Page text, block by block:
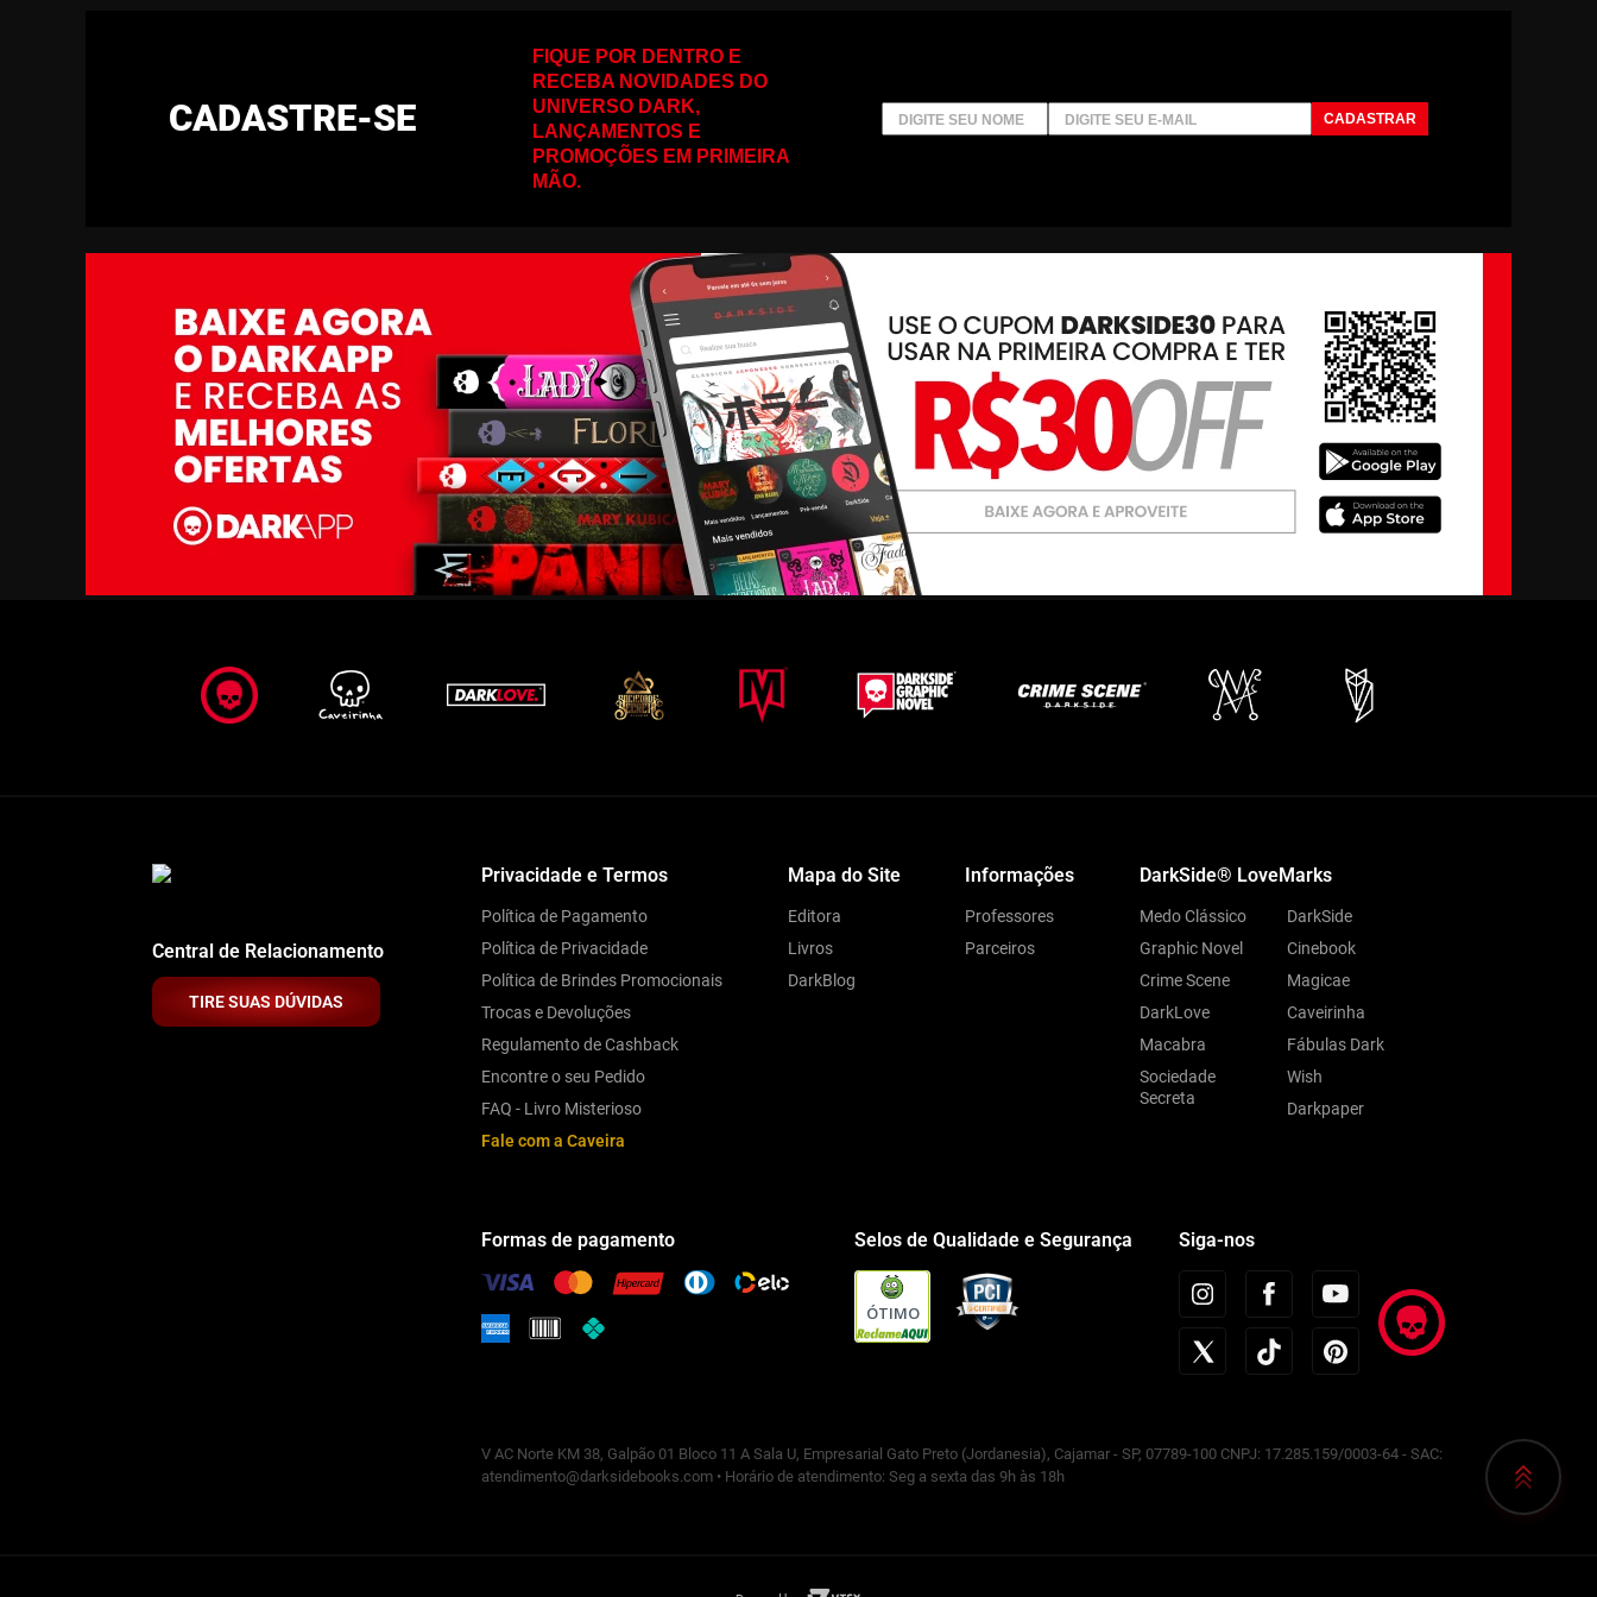
CADASTRE-SE
FIQUE POR DENTRO E
RECEBA NOVIDADES DO
UNIVERSO DARK,
LANÇAMENTOS E
PROMOÇÕES EM PRIMEIRA
MÃO.
CADASTRAR
Central de Relacionamento
TIRE SUAS DÚVIDAS
Privacidade e Termos
Política de Pagamento
Política de Privacidade
Política de Brindes Promocionais
Trocas e Devoluções
Regulamento de Cashback
Encontre o seu Pedido
FAQ - Livro Misterioso
Fale com a Caveira
Mapa do Site
Editora
Livros
DarkBlog
Informações
Professores
Parceiros
DarkSide® LoveMarks
Medo Clássico
Graphic Novel
Crime Scene
DarkLove
Macabra
Sociedade
Secreta
DarkSide
Cinebook
Magicae
Caveirinha
Fábulas Dark
Wish
Darkpaper
Formas de pagamento Selos de Qualidade e Segurança
ÓTIMO
Siga-nos
V AC Norte KM 38, Galpão 01 Bloco 11 A Sala U, Empresarial Gato Preto (Jordanesia), Cajamar - SP, 07789-100 CNPJ: 17.285.159/0003-64 - SAC:
atendimento@darksidebooks.com • Horário de atendimento: Seg a sexta das 9h às 18h